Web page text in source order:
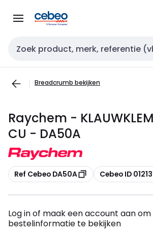
naar
naar
Zoekveld invoer
Breadcrumb bekijken
Raychem -
CU - DA50A
Kopiëren
Ref Cebeo DA50A Kopiëren
Cebeo ID
Log in of maak een account aan
bestelinformatie te bekijken